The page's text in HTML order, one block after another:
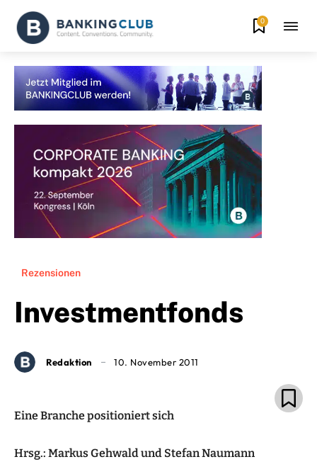
0
Rezensionen
Investmentfonds
Redaktion 10. November 2011
Eine Branche positioniert sich
Hrsg.: Markus Gehwald und Stefan Naumann